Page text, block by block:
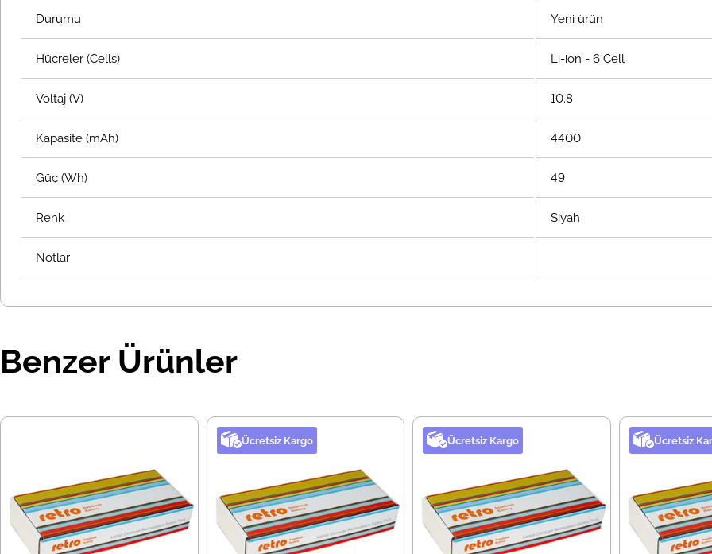
Durumu Yeni ürün
Hücreler (Cells) Li-ion - 6 Cell
Voltaj (V) 10.8
Kapasite (mAh) 4400
Güç (Wh) 49
Renk Siyah
Notlar
Benzer Ürünler
Ücretsiz Kargo Ücretsiz Kargo Ücretsiz